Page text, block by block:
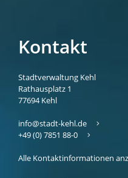
Kontakt
Stadtverwaltung Kehl
Rathausplatz 1
77694 Kehl
info@stadt-kehl.de
+49 (0) 7851 88-0
Alle Kontaktinformationen